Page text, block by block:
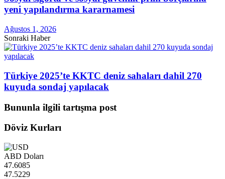
yeni yapılandırma kararnamesi
Ağustos 1, 2026
Sonraki Haber
Türkiye 2025’te KKTC deniz sahaları dahil 270
kuyuda sondaj yapılacak
Bununla ilgili tartışma post
Döviz Kurları
ABD Doları
47.6085
47.5229